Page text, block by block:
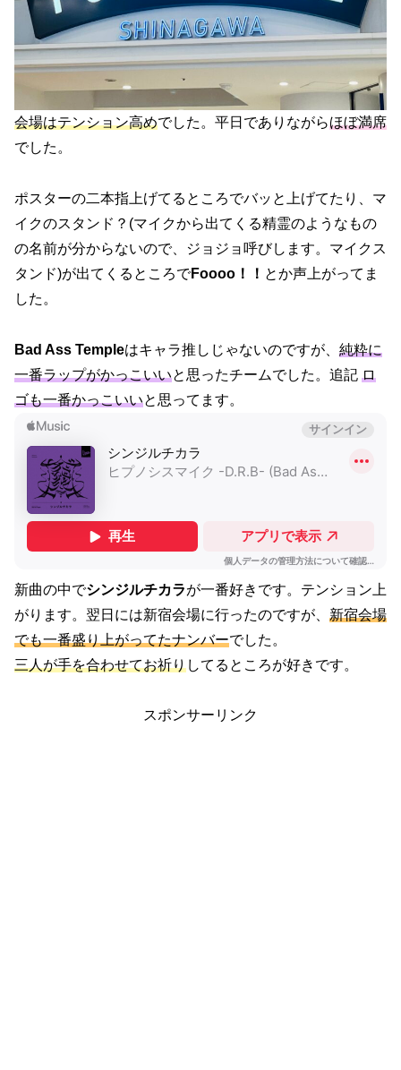
会場はテンション高めでした。平日でありながらほぼ満席
でした。
ポスターの二本指上げてるところでバッと上げてたり、マ
イクのスタンド？(マイクから出てくる精霊のようなもの
の名前が分からないので、ジョジョ呼びします。マイクス
タンド)が出てくるところでFoooo！！ とか声上がってま
した。
Bad Ass Templeはキャラ推しじゃないのですが、 純粋に
一番ラップがかっこいいと思ったチームでした。追記 ロ
ゴも一番かっこいいと思ってます。
新曲の中でシンジルチカラが一番好きです。テンション上
がります。翌日には新宿会場に行ったのですが、 新宿会場
でも一番盛り上がってたナンバーでした。
三人が手を合わせてお祈りしてるところが好きです。
スポンサーリンク